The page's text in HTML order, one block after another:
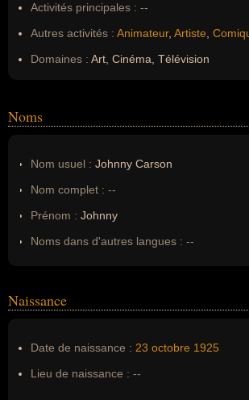
Activités principales : --
Autres activités : Animateur, Artiste
Domaines : Art, Cinéma, Télévision
Noms
Nom usuel : Johnny Carson
Nom complet : --
Prénom : Johnny
Noms dans d'autres langues : --
Nom de famille :Carson
Naissance
Date de naissance : 23 octobre 1925
Lieu de naissance : --